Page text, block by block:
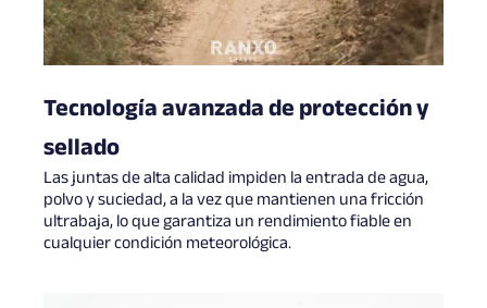
Tecnología avanzada de protección y
sellado
Las juntas de alta calidad impiden la entrada de agua,
polvo y suciedad, a la vez que mantienen una fricción
ultrabaja, lo que garantiza un rendimiento fiable en
cualquier condición meteorológica.